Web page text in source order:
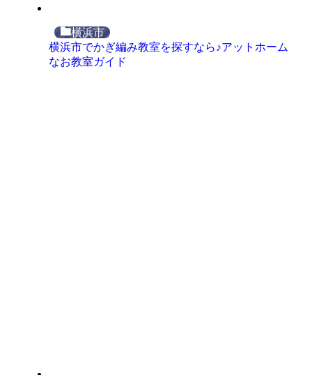
横浜市
横浜市でかぎ編み教室を探すなら♪アットホーム
なお教室ガイド